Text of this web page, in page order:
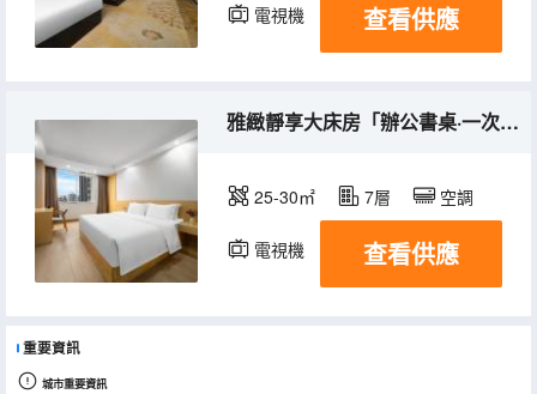
電視機 查看供應
雅緻靜享大床房「辦公書桌·一次性拖鞋&浴帽&毛巾」
25-30㎡ 7層 空調
電視機 查看供應
重要資訊
城市重要資訊